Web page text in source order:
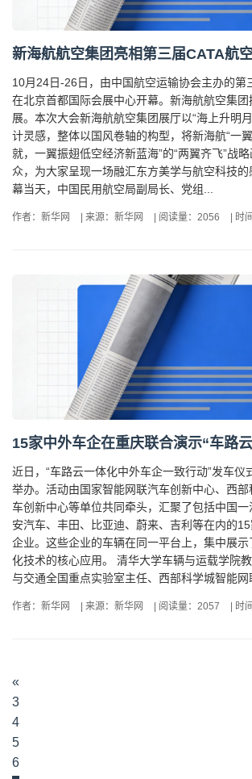
新海航航空集团亮相第三届CATA航
10月24日-26日，由中国航空运输协会主办的第
在北京首都国际会展中心开幕。新海航航空集
展。本次大会新海航航空集团展厅以“海上升明
计灵感，整体以国风卷轴的构型，将新海航“一
就，一翼振翅低空经济新蓝海”的“两翼齐飞”战
众，为大家呈现一场融汇东方美学与航空科技
幕当天，中国民用航空局副局长、党组...
作者：新华网 来源：新华网 阅读量：2056 时
15家中外车企在重庆联合演示“车路
近日，“车路云一体化中外车企一致行动”发车仪
举办。活动由国家智能网联汽车创新中心、西
车创新中心等单位共同牵头，汇聚了包括中国
安汽车、丰田、比亚迪、蔚来、吉利等在内的
企业。这些企业的车辆在同一平台上，集中展
化技术的核心应用。 清华大学车辆与运载学院
与交通全国重点实验室主任、西部科学城智能网
作者：新华网 来源：新华网 阅读量：2057 时
«
3
4
5
6